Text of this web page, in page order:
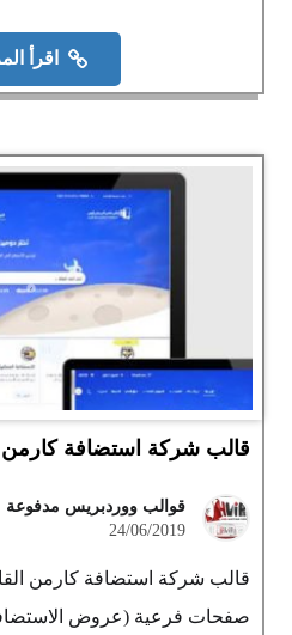
اقرأ
قالب شركة استضافة كارمن
قوالب ووردبريس مدفوعة
24/06/2019
صفحات فرعية (عروض